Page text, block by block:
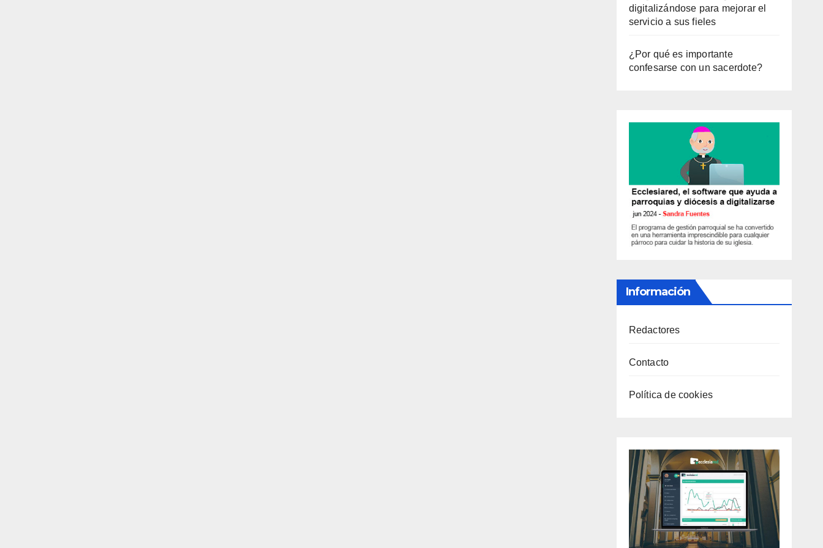
digitalizándose para mejorar el
servicio a sus fieles
¿Por qué es importante
confesarse con un sacerdote?
Información
Redactores
Contacto
Política de cookies